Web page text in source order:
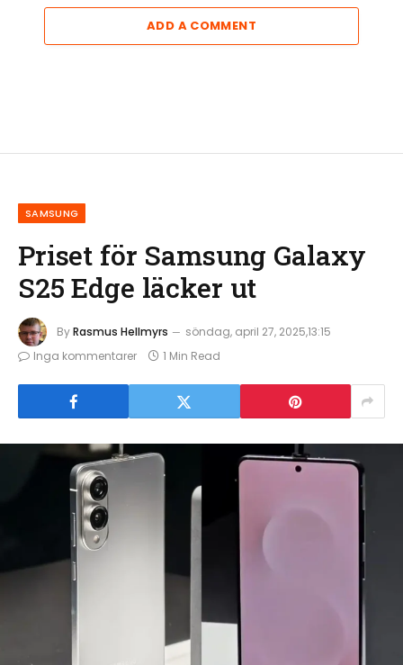
ADD A COMMENT
SAMSUNG
Priset för Samsung Galaxy
S25 Edge läcker ut
ByRasmus Hellmyrs
söndag, april 27, 2025,13:15
Inga kommentarer
1 Min Read